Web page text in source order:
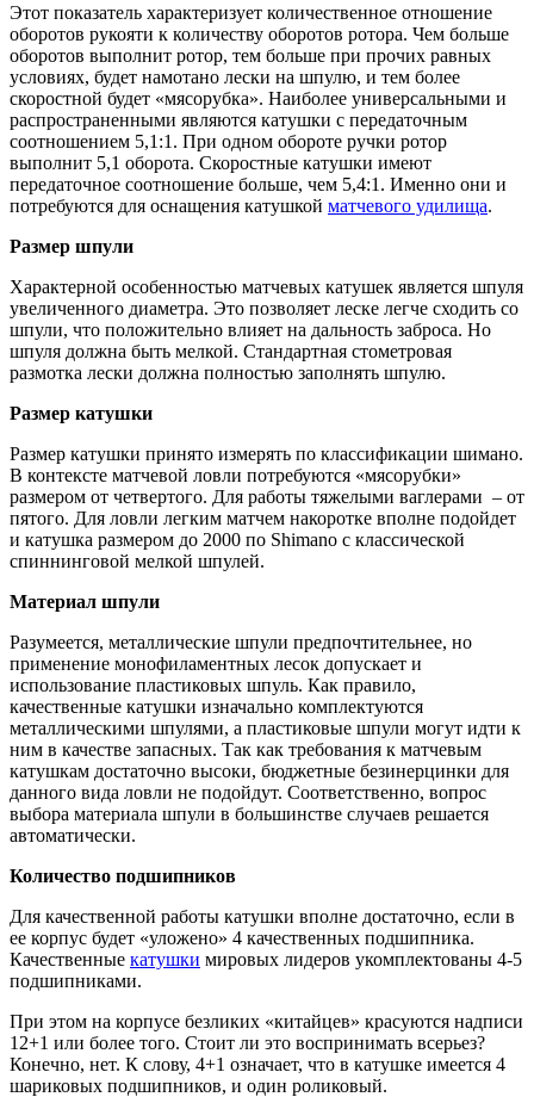
Этот показатель характеризует количественное отношение
оборотов рукояти к количеству оборотов ротора. Чем больше
оборотов выполнит ротор, тем больше при прочих равных
условиях, будет намотано лески на шпулю, и тем более
скоростной будет «мясорубка». Наиболее универсальными и
распространенными являются катушки с передаточным
соотношением 5,1:1. При одном обороте ручки ротор
выполнит 5,1 оборота. Скоростные катушки имеют
передаточное соотношение больше, чем 5,4:1. Именно они и
потребуются для оснащения катушкой матчевого удилища.
Размер шпули
Характерной особенностью матчевых катушек является шпуля
увеличенного диаметра. Это позволяет леске легче сходить со
шпули, что положительно влияет на дальность заброса. Но
шпуля должна быть мелкой. Стандартная стометровая
размотка лески должна полностью заполнять шпулю.
Размер катушки
Размер катушки принято измерять по классификации шимано.
В контексте матчевой ловли потребуются «мясорубки»
размером от четвертого. Для работы тяжелыми ваглерами – от
пятого. Для ловли легким матчем накоротке вполне подойдет
и катушка размером до 2000 по Shimano с классической
спиннинговой мелкой шпулей.
Материал шпули
Разумеется, металлические шпули предпочтительнее, но
применение монофиламентных лесок допускает и
использование пластиковых шпуль. Как правило,
качественные катушки изначально комплектуются
металлическими шпулями, а пластиковые шпули могут идти к
ним в качестве запасных. Так как требования к матчевым
катушкам достаточно высоки, бюджетные безинерцинки для
данного вида ловли не подойдут. Соответственно, вопрос
выбора материала шпули в большинстве случаев решается
автоматически.
Количество подшипников
Для качественной работы катушки вполне достаточно, если в
ее корпус будет «уложено» 4 качественных подшипника.
Качественные катушки мировых лидеров укомплектованы 4-5
подшипниками.
При этом на корпусе безликих «китайцев» красуются надписи
12+1 или более того. Стоит ли это воспринимать всерьез?
Конечно, нет. К слову, 4+1 означает, что в катушке имеется 4
шариковых подшипников, и один роликовый.